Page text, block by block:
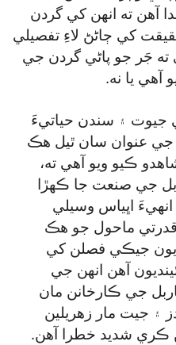
آهن ته انهن کي گردن
کي ڄاڻڻ لاءِ تفصيلي
جَر جو پاڻي گردن جي
آهي يا نه.
جيوت ۽ سندن حياتيءَ
جي عنوان سان ٿيل هڪ
ڪيو ويو آهي ته،
جي صنعت جا ڪهڙا
انهيءَ اڀياس وسيلي
ماحول جو هڪ
جيڪي فصلن کي
آهن انهن جي
جي ڪارخانن مان
۽ جيت مار زهريلين
ڪري شديد خطرا آهن.